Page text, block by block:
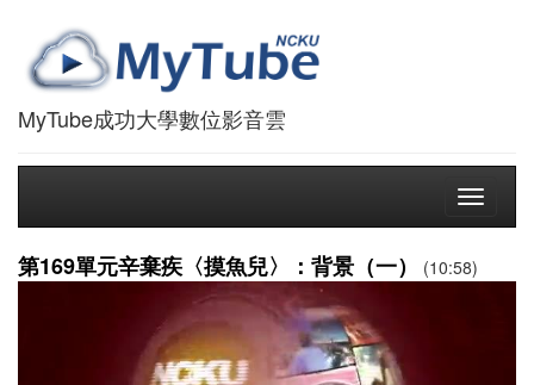
MyTube成功大學數位影音雲
Toggle
第169單元辛棄疾〈摸魚兒〉：背景（一） (10:58)